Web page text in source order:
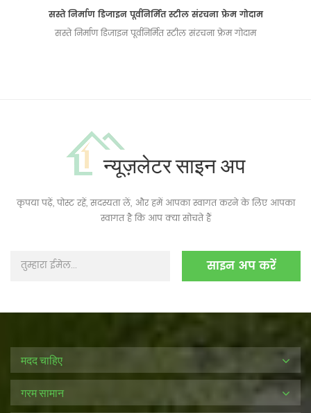
सस्ते निर्माण डिजाइन पूर्वनिर्मित स्टील संरचना फ्रेम गोदाम
सस्ते निर्माण डिजाइन पूर्वनिर्मित स्टील संरचना फ्रेम गोदाम
न्यूज़लेटर साइन अप
कृपया पढ़ें, पोस्ट रहें, सदस्यता लें, और हमें आपका स्वागत करने के लिए आपका
स्वागत है कि आप क्या सोचते हैं
मदद चाहिए
गरम सामान